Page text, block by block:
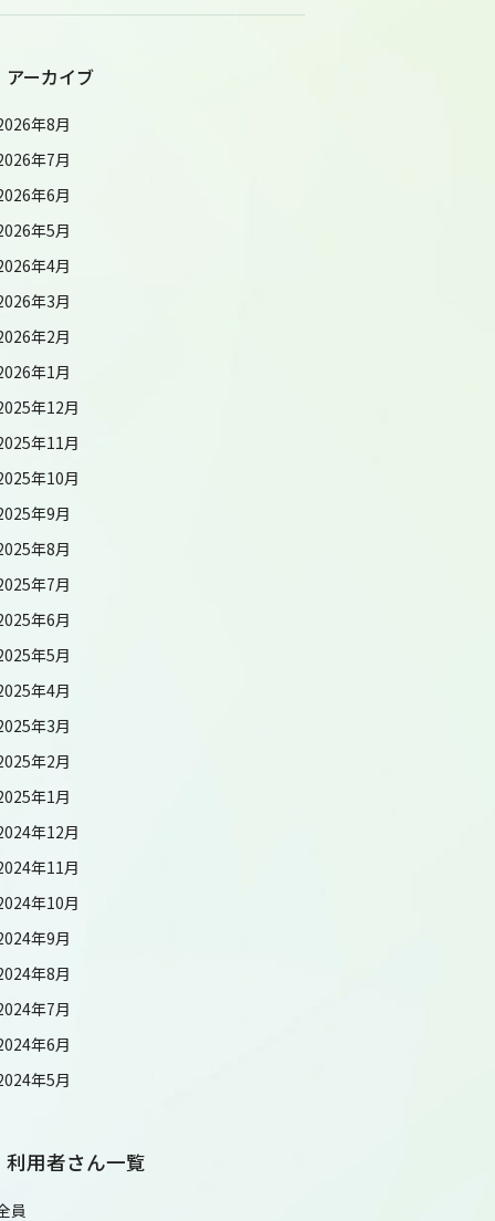
アーカイブ
年8月
年7月
年6月
年5月
年4月
年3月
年2月
年1月
年12月
年11月
年10月
年9月
年8月
年7月
年6月
年5月
年4月
年3月
年2月
年1月
年12月
年11月
年10月
年9月
年8月
年7月
年6月
年5月
利用者さん一覧
員